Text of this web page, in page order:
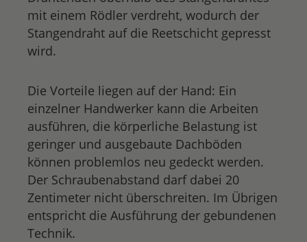
mit einem Rödler verdreht, wodurch der
Stangendraht auf die Reetschicht gepresst
wird.
Die Vorteile liegen auf der Hand: Ein
einzelner Handwerker kann die Arbeiten
ausführen, die körperliche Belastung ist
geringer und ausgebaute Dachböden
können problemlos neu gedeckt werden.
Der Schraubenabstand darf dabei 20
Zentimeter nicht überschreiten. Im Übrigen
entspricht die Ausführung der gebundenen
Technik.